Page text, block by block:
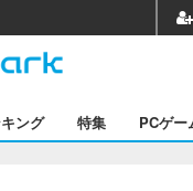
ング 特集 PCゲー